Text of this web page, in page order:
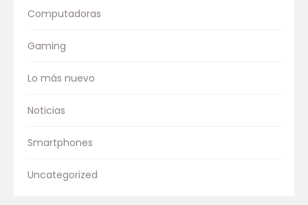
Computadoras
Gaming
Lo más nuevo
Noticias
Smartphones
Uncategorized